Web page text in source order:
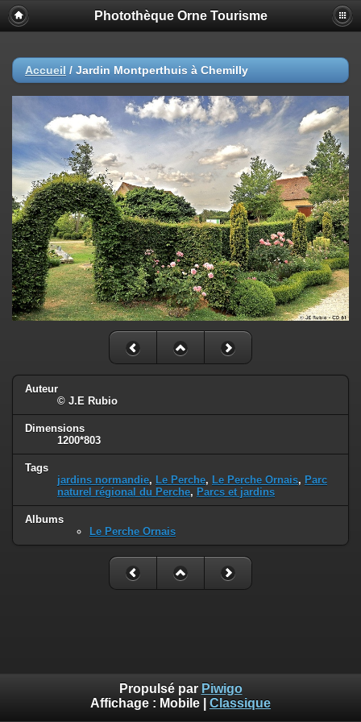
Photothèque Orne Tourisme
Accueil / Jardin Montperthuis à Chemilly
Auteur
© J.E Rubio
Dimensions
1200*803
Tags
jardins normandie, Le Perche, Le Perche Ornais, Parc
naturel régional du Perche, Parcs et jardins
Albums
Le Perche Ornais
Propulsé par Piwigo
Affichage : Mobile Classique